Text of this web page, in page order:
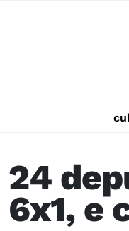
24
6x1, e